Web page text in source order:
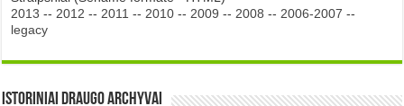
2013 --2012 --2011 --2010 --2009 --2008 --2006-2007 --
legacy
Istoriniai DRAUGO Archyvai